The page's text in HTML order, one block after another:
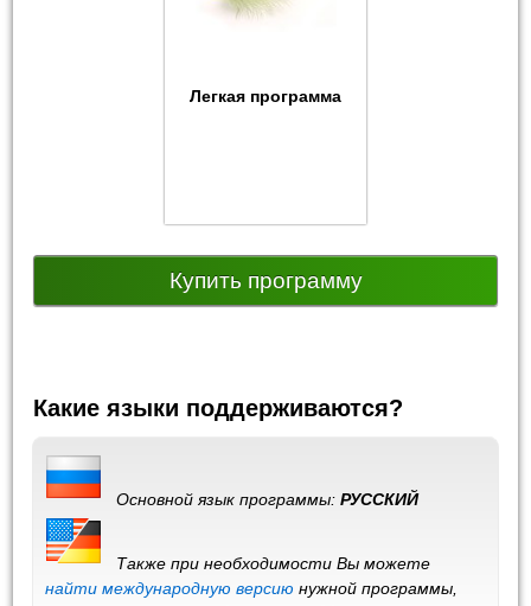
Легкая программа
Купить программу
Какие языки поддерживаются?
Основной язык программы:РУССКИЙ
Также при необходимости Вы можете
найти международную версию нужной программы,